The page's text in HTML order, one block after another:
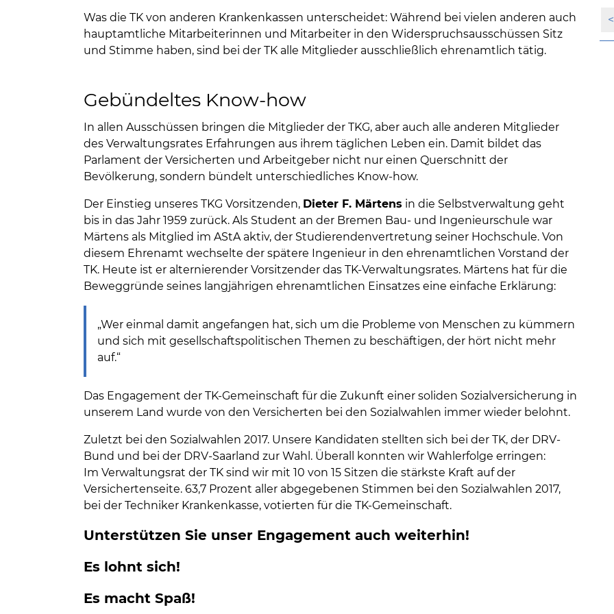
Was die TK von anderen Krankenkassen unterscheidet: Während bei vielen anderen auch
hauptamtliche Mitarbeiterinnen und Mitarbeiter in den Widerspruchsausschüssen Sitz
und Stimme haben, sind bei der TK alle Mitglieder ausschließlich ehrenamtlich tätig.
Gebündeltes Know-how
In allen Ausschüssen bringen die Mitglieder der TKG, aber auch alle anderen Mitglieder
des Verwaltungsrates Erfahrungen aus ihrem täglichen Leben ein. Damit bildet das
Parlament der Versicherten und Arbeitgeber nicht nur einen Querschnitt der
Bevölkerung, sondern bündelt unterschiedliches Know-how.
Der Einstieg unseres TKG Vorsitzenden, Dieter F. Märtens in die Selbstverwaltung geht
bis in das Jahr 1959 zurück. Als Student an der Bremen Bau- und Ingenieurschule war
Märtens als Mitglied im AStA aktiv, der Studierendenvertretung seiner Hochschule. Von
diesem Ehrenamt wechselte der spätere Ingenieur in den ehrenamtlichen Vorstand der
TK. Heute ist er alternierender Vorsitzender das TK-Verwaltungsrates. Märtens hat für die
Beweggründe seines langjährigen ehrenamtlichen Einsatzes eine einfache Erklärung:
„Wer einmal damit angefangen hat, sich um die Probleme von Menschen zu kümmern
und sich mit gesellschaftspolitischen Themen zu beschäftigen, der hört nicht mehr
auf.“
Das Engagement der TK-Gemeinschaft für die Zukunft einer soliden Sozialversicherung in
unserem Land wurde von den Versicherten bei den Sozialwahlen immer wieder belohnt.
Zuletzt bei den Sozialwahlen 2017. Unsere Kandidaten stellten sich bei der TK, der DRV-
Bund und bei der DRV-Saarland zur Wahl. Überall konnten wir Wahlerfolge erringen:
Im Verwaltungsrat der TK sind wir mit 10 von 15 Sitzen die stärkste Kraft auf der
Versichertenseite. 63,7 Prozent aller abgegebenen Stimmen bei den Sozialwahlen 2017,
bei der Techniker Krankenkasse, votierten für die TK-Gemeinschaft.
Unterstützen Sie unser Engagement auch weiterhin!
Es lohnt sich!
Es macht Spaß!